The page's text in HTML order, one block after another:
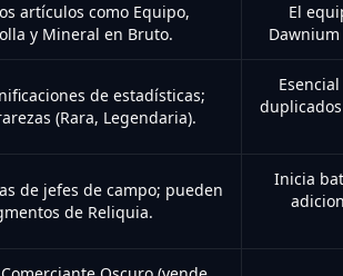
artículos como Equipo,
y Mineral en Bruto.
El
de estadísticas;
(Rara, Legendaria).
de jefes de campo; pueden
de Reliquia.
Inicia